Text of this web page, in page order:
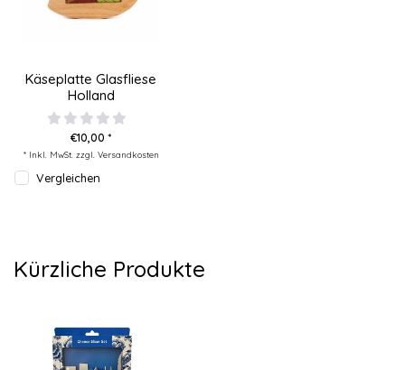
Käseplatte Glasfliese
Holland
€10,00 *
* Inkl. MwSt. zzgl. Versandkosten
Vergleichen
Kürzliche Produkte